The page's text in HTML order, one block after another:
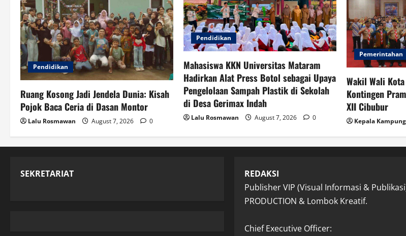
Pendidikan
Ruang Kosong Jadi Jendela Dunia: Kisah
Pojok Baca Ceria di Dasan Montor
Lalu Rosmawan August 7, 2026 0
Pendidikan
Mahasiswa KKN Universitas Mataram
Hadirkan Alat Press Botol sebagai Upaya
Pengelolaan Sampah Plastik di Sekolah
di Desa Gerimax Indah
Lalu Rosmawan August 7, 2026 0
Pemerintahan
Wakil Wali
Kontingen
XII Cibubur
Kepala Kampung
SEKRETARIAT
REDAKSI
Publisher VIP (Visual Informasi &
PRODUCTION & Lombok Kreatif.
Chief Executive Officer: